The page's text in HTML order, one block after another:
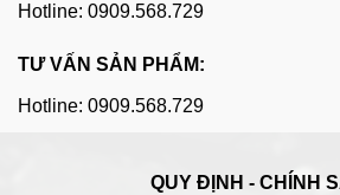
Hotline: 0909.568.729
TƯ VẤN SẢN PHẨM:
Hotline: 0909.568.729
QUY ĐỊNH - CHÍNH